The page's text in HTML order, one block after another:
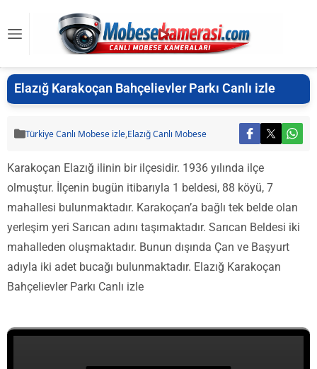
Elazığ Karakoçan Bahçelievler Parkı Canlı izle
Türkiye Canlı Mobese izle,Elazığ Canlı Mobese
Karakoçan Elazığ ilinin bir ilçesidir. 1936 yılında ilçe
olmuştur. İlçenin bugün itibarıyla 1 beldesi, 88 köyü, 7
mahallesi bulunmaktadır. Karakoçan’a bağlı tek belde olan
yerleşim yeri Sarıcan adını taşımaktadır. Sarıcan Beldesi iki
mahalleden oluşmaktadır. Bunun dışında Çan ve Başyurt
adıyla iki adet bucağı bulunmaktadır. Elazığ Karakoçan
Bahçelievler Parkı Canlı izle